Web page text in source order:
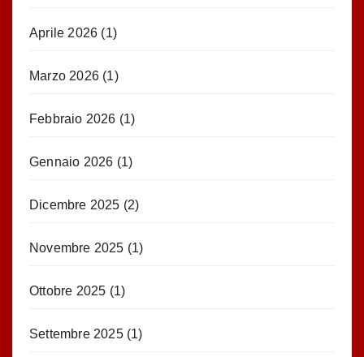
Aprile 2026 (1)
Marzo 2026 (1)
Febbraio 2026 (1)
Gennaio 2026 (1)
Dicembre 2025 (2)
Novembre 2025 (1)
Ottobre 2025 (1)
Settembre 2025(1)